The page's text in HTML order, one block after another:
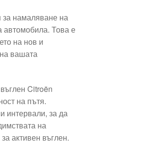
за намаляване на
автомобила. Това е
на нов и
вашата
Citroën
на пътя.
интервали, за да
на
активен въглен.